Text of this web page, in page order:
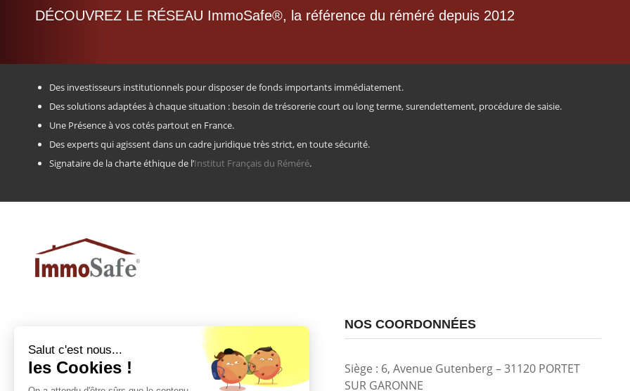
DÉCOUVREZ LE RÉSEAU ImmoSafe®, la référence du réméré depuis 2012
Des investisseurs institutionnels pour disposer de fonds importants immédiatement.
Des solutions adaptées à chaque situation : besoin de trésorerie court ou long terme, surendettement, procédure de saisie.
Une Présence à vos cotés partout en France.
Des experts qui agissent dans un cadre juridique très strict, en toute sécurité.
Signataire de la charte éthique de l’Institut Français du Réméré.
RÉMÉRÉ : COMMENT CELA FONCTIONNE ?
NOS COORDONNÉES
Siège : 6, Avenue Gutenberg – 31120 PORTET
SUR GARONNE